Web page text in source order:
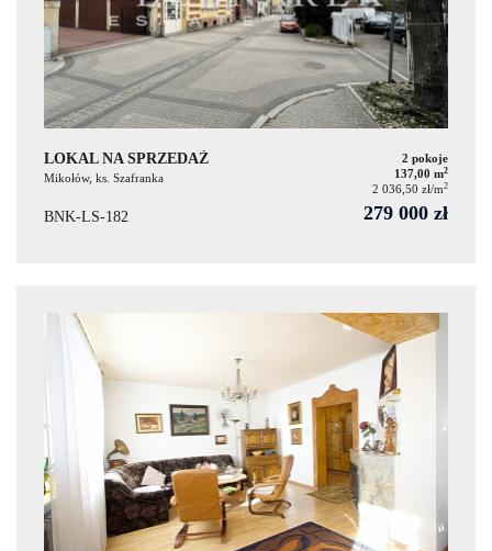
LOKAL NA SPRZEDAŻ
Mikołów, ks. Szafranka
2 pokoje
137,00 m2
2 036,50 zł/m2
BNK-LS-182 279 000 zł